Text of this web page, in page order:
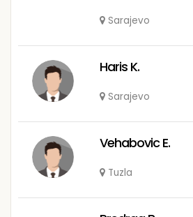
Sarajevo
Haris K.
Sarajevo
Vehabovic E.
Tuzla